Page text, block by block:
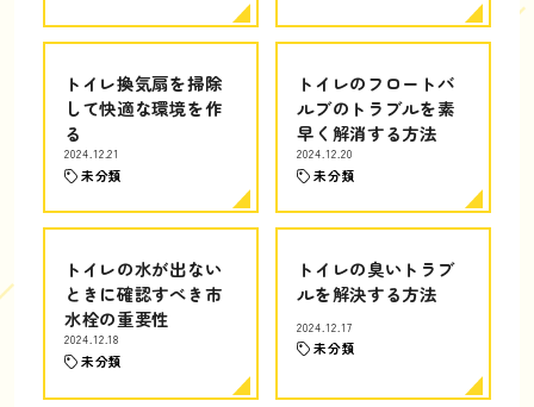
トイレ換気扇を掃除
して快適な環境を作
る
2024.12.21
未分類
トイレのフロートバ
ルブのトラブルを素
早く解消する方法
2024.12.20
未分類
トイレの水が出ない
ときに確認すべき市
水栓の重要性
2024.12.18
未分類
トイレの臭いトラブ
ルを解決する方法
2024.12.17
未分類